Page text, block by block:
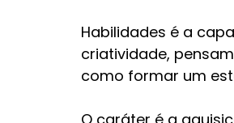
Habilidades é a
criatividade,
como formar um